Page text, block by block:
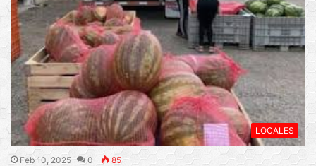
LOCALES
Feb 10, 2025 0 85